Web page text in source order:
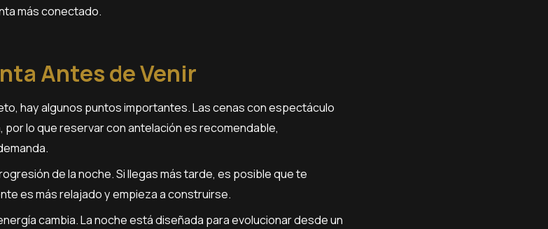
más conectado.
Antes de Venir
hay algunos puntos importantes. Las cenas con espectáculo
por lo que reservar con antelación es recomendable,
de la noche. Si llegas más tarde, es posible que te
es más relajado y empieza a construirse.
cambia. La noche está diseñada para evolucionar desde un